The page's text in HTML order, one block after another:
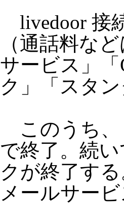
livedoor 接
（通話料な
サービス」
ク」「スタ
このうち、
で終了。続
クが終了す
メールサー